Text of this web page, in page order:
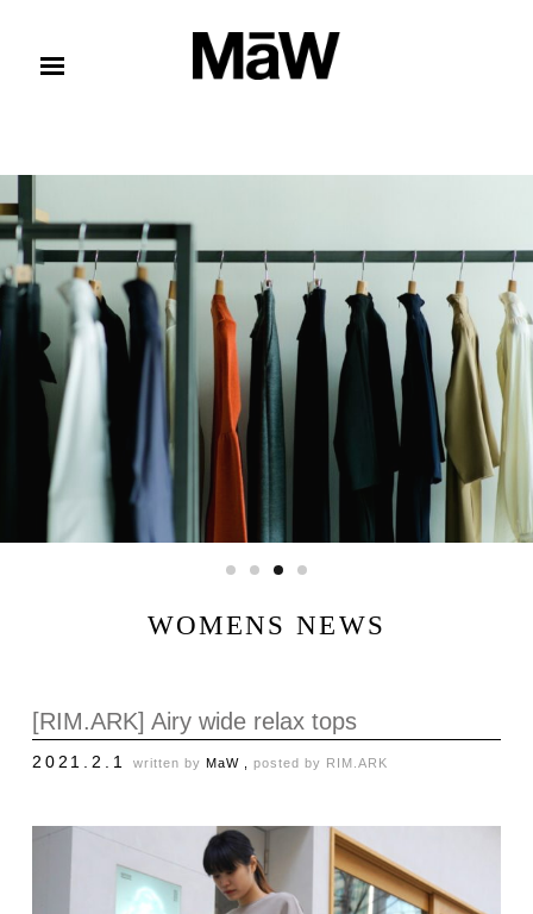
WOMENS NEWS
[RIM.ARK] Airy wide relax tops
2021.2.1written byMaW ,posted by RIM.ARK